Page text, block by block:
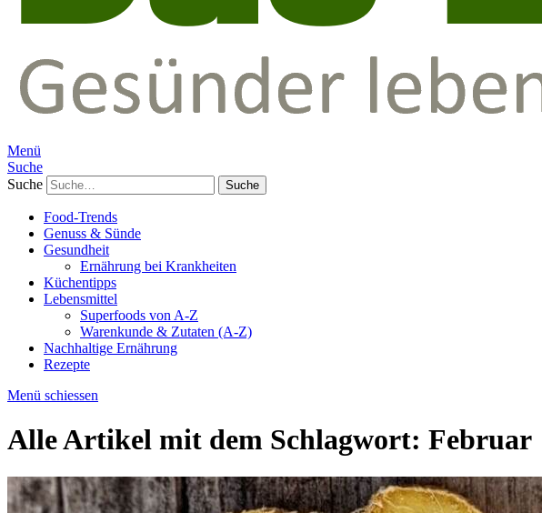
Menü
Suche
Suche
Food-Trends
Genuss & Sünde
Gesundheit
Ernährung bei Krankheiten
Küchentipps
Lebensmittel
Superfoods von A-Z
Warenkunde & Zutaten (A-Z)
Nachhaltige Ernährung
Rezepte
Menü schiessen
Alle Artikel mit dem Schlagwort: Februar